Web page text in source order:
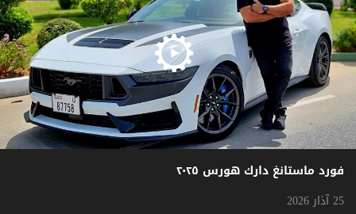
فورد ماستانغ دارك هورس ٢٠٢٥
25 آذار 2026